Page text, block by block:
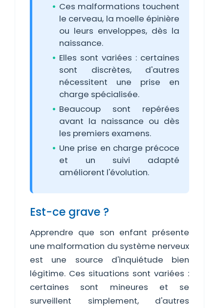
Ces malformations touchent
le cerveau, la moelle épinière
ou leurs enveloppes, dès la
naissance.
Elles sont variées : certaines
sont discrètes, d'autres
nécessitent une prise en
charge spécialisée.
Beaucoup sont repérées
avant la naissance ou dès
les premiers examens.
Une prise en charge précoce
et un suivi adapté
améliorent l'évolution.
Est-ce grave ?
Apprendre que son enfant présente
une malformation du système nerveux
est une source d'inquiétude bien
légitime. Ces situations sont variées :
certaines sont mineures et se
surveillent simplement, d'autres